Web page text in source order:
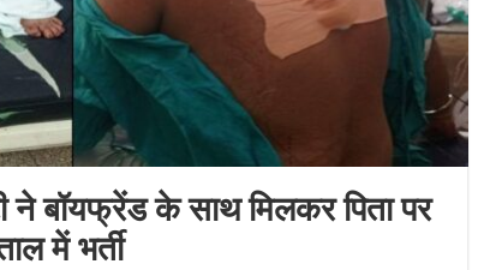
ने बॉयफ्रेंड के साथ मिलकर पिता पर
में भर्ती